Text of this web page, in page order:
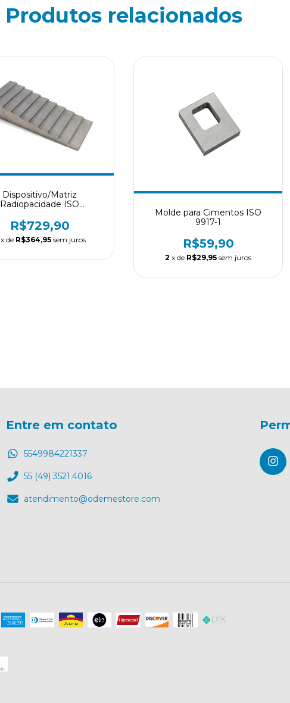
Produtos relacionados
Dispositivo/Matriz
Radiopacidade ISO
R$729,90
x de R$364,95 sem juros
Molde para Cimentos ISO
9917-1
R$59,90
2 x de R$29,95 sem juros
Entre em contato
5549984221337
55 (49) 3521.4016
atendimento@odemestore.com